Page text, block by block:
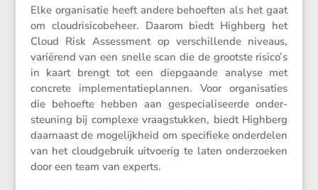
Elke organi­satie heeft andere behoeften als het gaat
om cloud­ri­si­co­be­heer. Daarom biedt Highberg het
Cloud Risk Assess­ment op verschil­lende niveaus,
varië­rend van een snelle scan die de grootste risico’s
in kaart brengt tot een diepgaande analyse met
concrete imple­men­ta­tie­plannen. Voor organi­sa­ties
die behoefte hebben aan gespe­ci­a­li­seerde onder­
steu­ning bij complexe vraag­stukken, biedt Highberg
daarnaast de mogelijk­heid om speci­fieke onder­delen
van het cloud­ge­bruik uitvoerig te laten onder­zoeken
door een team van experts.